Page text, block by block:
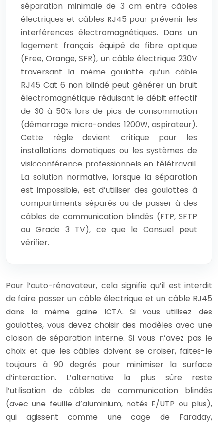
séparation minimale de 3 cm entre câbles
électriques et câbles RJ45 pour prévenir les
interférences électromagnétiques. Dans un
logement français équipé de fibre optique
(Free, Orange, SFR), un câble électrique 230V
traversant la même goulotte qu’un câble
RJ45 Cat 6 non blindé peut générer un bruit
électromagnétique réduisant le débit effectif
de 30 à 50% lors de pics de consommation
(démarrage micro-ondes 1200W, aspirateur).
Cette règle devient critique pour les
installations domotiques ou les systèmes de
visioconférence professionnels en télétravail.
La solution normative, lorsque la séparation
est impossible, est d’utiliser des goulottes à
compartiments séparés ou de passer à des
câbles de communication blindés (FTP, SFTP
ou Grade 3 TV), ce que le Consuel peut
vérifier.
Pour l’auto-rénovateur, cela signifie qu’il est interdit
de faire passer un câble électrique et un câble RJ45
dans la même gaine ICTA. Si vous utilisez des
goulottes, vous devez choisir des modèles avec une
cloison de séparation interne. Si vous n’avez pas le
choix et que les câbles doivent se croiser, faites-le
toujours à 90 degrés pour minimiser la surface
d’interaction. L’alternative la plus sûre reste
l’utilisation de câbles de communication blindés
(avec une feuille d’aluminium, notés F/UTP ou plus),
qui agissent comme une cage de Faraday,